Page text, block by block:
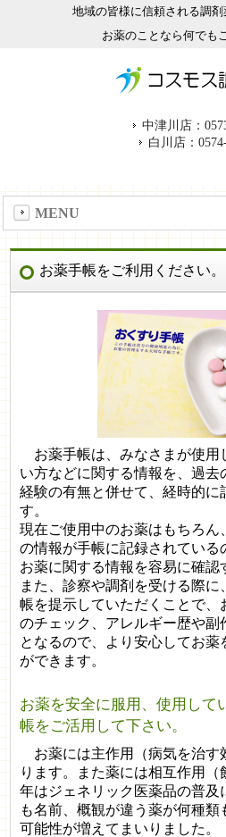
地域の皆様に信頼される調剤
お薬のことなら何でも
中津川店：
白川店：
MENU
お薬手帳をご利用ください。
お薬手帳は、みなさまが使用
い方などに関する情報を、過
経験の有無と併せて、経時的に
す。
現在ご使用中のお薬はもちろん
の情報が手帳に記録されている
お薬に関する情報を容易に確認
また、診察や調剤を受ける際
帳を提示していただくことで、
のチェック、アレルギー歴や副
となるので、より安心してお薬
ができます。
お薬を安全に服用、使用して
帳をご活用して下さい。
お薬には主作用（病気を治す
ります。また薬には相互作用
年はジェネリック医薬品の普
も名前、概観が違う薬が何種類
可能性が増えてまいりました。